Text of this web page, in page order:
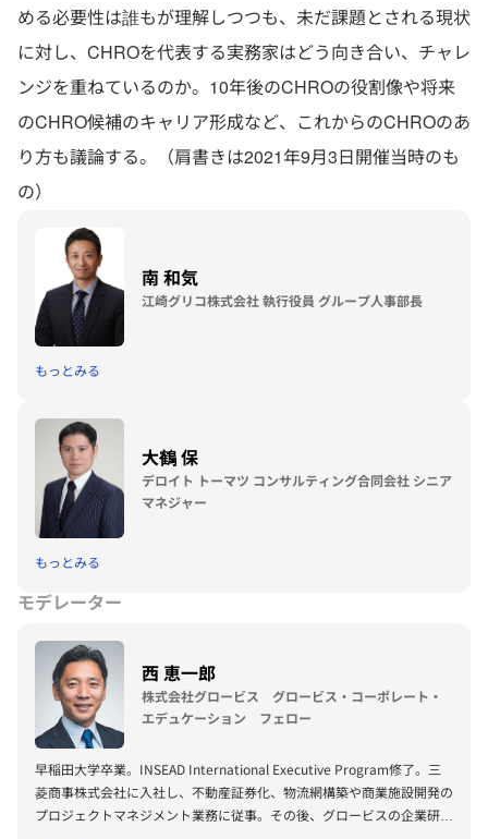
める必要性は誰もが理解しつつも、未だ課題とされる現状
に対し、CHROを代表する実務家はどう向き合い、チャレ
ンジを重ねているのか。10年後のCHROの役割像や将来
のCHRO候補のキャリア形成など、これからのCHROのあ
り方も議論する。（肩書きは2021年9月3日開催当時のも
の）
南 和気
江崎グリコ株式会社 執行役員 グループ人事部長
もっとみる
大鶴 保
デロイト トーマツ コンサルティング合同会社 シニア
マネジャー
もっとみる
モデレーター
西 恵一郎
株式会社グロービス グロービス・コーポレート・
エデュケーション フェロー
早稲田大学卒業。INSEAD International Executive Program修了。三
菱商事株式会社に入社し、不動産証券化、 物流網構築や商業施設開発の
プロジェクトマネジメント業務に従事。その後、グロービスの企業研修